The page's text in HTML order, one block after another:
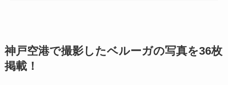
神戸空港で撮影したベルーガの写真を36枚
掲載！